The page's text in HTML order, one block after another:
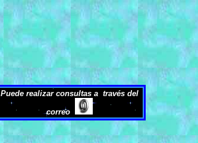
Puede realizar consultas a través del
correo